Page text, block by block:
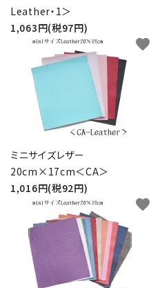
Leather・1＞
1,063円(税97円)
ミニサイズレザー
20cm×17cm＜CA＞
1,016円(税92円)
favorite
favorite